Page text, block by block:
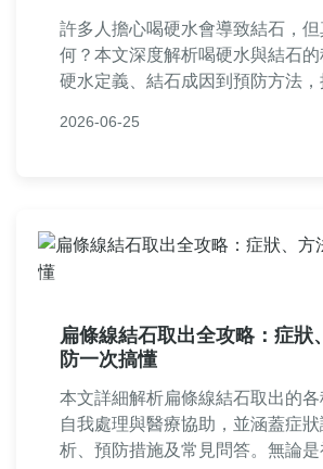
許多人擔心喝硬水會導致結石，
何？本文深度解析喝硬水與結石
硬水定義、結石成因到預防方法
議，幫助你遠離結石困擾，安心飲
2026-06-25
扁條線結石取出全攻略：症狀
防一次搞懂
本文詳細解析扁條線結石取出的
自我處理與醫療協助，並涵蓋症
析、預防措施及常見問答。無論